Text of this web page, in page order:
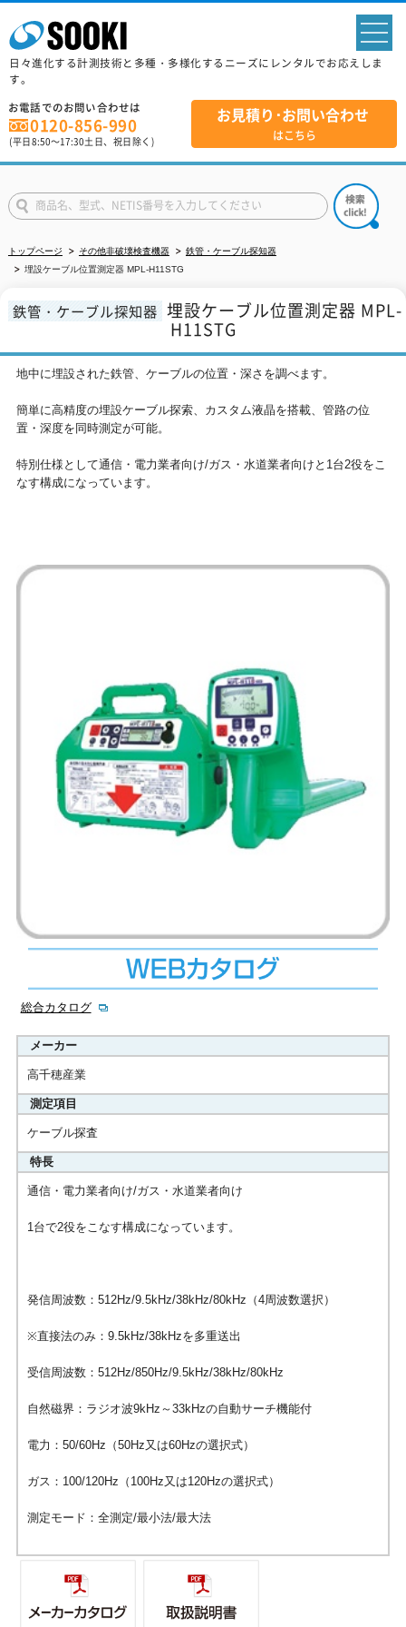
日々進化する計測技術と多種・多様化するニーズにレンタルでお応えしま
す。
お電話でのお問い合わせは
0120-856-990
(平日8:50～17:30土日、祝日除く)
お見積り･お問い合わせ
はこちら
トップページ その他非破壊検査機器
鉄管・ケーブル探知器
埋設ケーブル位置測定器 MPL-H11STG
鉄管・ケーブル探知器 埋設ケーブル位置測定器 MPL-
H11STG
地中に埋設された鉄管、ケーブルの位置・深さを調べます。
簡単に高精度の埋設ケーブル探索、カスタム液晶を搭載、管路の位
置・深度を同時測定が可能。
特別仕様として通信・電力業者向け/ガス・水道業者向けと1台2役をこ
なす構成になっています。
総合カタログ
メーカー
高千穂産業
測定項目
ケーブル探査
特長
通信・電力業者向け/ガス・水道業者向け
1台で2役をこなす構成になっています。
発信周波数：512Hz/9.5kHz/38kHz/80kHz（4周波数選択）
※直接法のみ：9.5kHz/38kHzを多重送出
受信周波数：512Hz/850Hz/9.5kHz/38kHz/80kHz
自然磁界：ラジオ波9kHz～33kHzの自動サーチ機能付
電力：50/60Hz（50Hz又は60Hzの選択式）
ガス：100/120Hz（100Hz又は120Hzの選択式）
測定モード：全測定/最小法/最大法